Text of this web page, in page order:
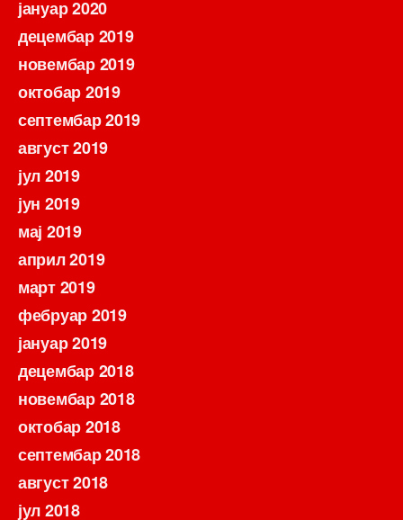
јануар 2020
децембар 2019
новембар 2019
октобар 2019
септембар 2019
август 2019
јул 2019
јун 2019
мај 2019
април 2019
март 2019
фебруар 2019
јануар 2019
децембар 2018
новембар 2018
октобар 2018
септембар 2018
август 2018
јул 2018